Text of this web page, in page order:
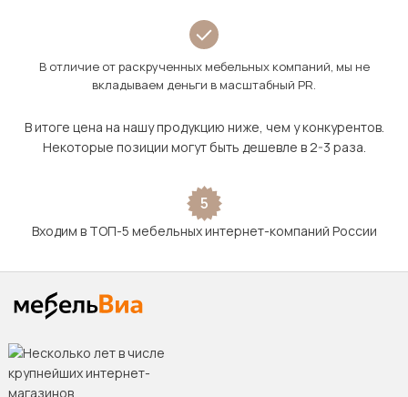
В отличие от раскрученных мебельных компаний, мы не
вкладываем деньги в масштабный PR.
В итоге цена на нашу продукцию ниже, чем у конкурентов.
Некоторые позиции могут быть дешевле в 2-3 раза.
5
Входим в ТОП-5 мебельных интернет-компаний России